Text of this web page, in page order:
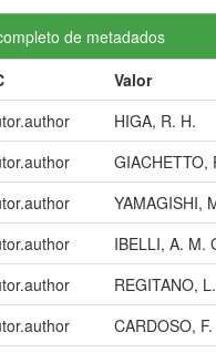
de metadados
Valor
HIGA, R. H.
GIACHETTO,
YAMAGISHI,
IBELLI, A. M.
REGITANO,
CARDOSO, F.